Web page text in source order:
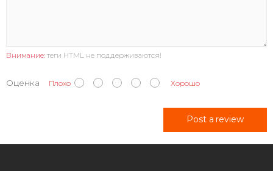
Внимание: теги HTML не поддерживаются!
Оценка Плохо Хорошо
Post a review